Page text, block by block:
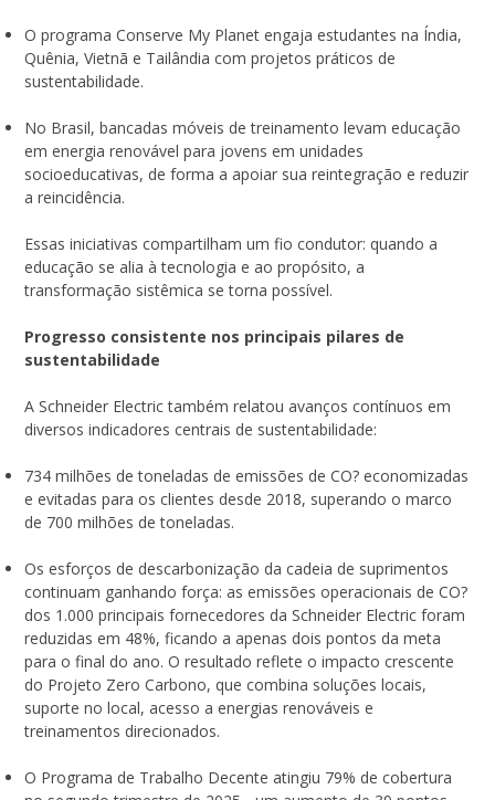
O programa Conserve My Planet engaja estudantes na Índia,
Quênia, Vietnã e Tailândia com projetos práticos de
sustentabilidade.
No Brasil, bancadas móveis de treinamento levam educação
em energia renovável para jovens em unidades
socioeducativas, de forma a apoiar sua reintegração e reduzir
a reincidência.
Essas iniciativas compartilham um fio condutor: quando a
educação se alia à tecnologia e ao propósito, a
transformação sistêmica se torna possível.
Progresso consistente nos principais pilares de
sustentabilidade
A Schneider Electric também relatou avanços contínuos em
diversos indicadores centrais de sustentabilidade:
734 milhões de toneladas de emissões de CO? economizadas
e evitadas para os clientes desde 2018, superando o marco
de 700 milhões de toneladas.
Os esforços de descarbonização da cadeia de suprimentos
continuam ganhando força: as emissões operacionais de CO?
dos 1.000 principais fornecedores da Schneider Electric foram
reduzidas em 48%, ficando a apenas dois pontos da meta
para o final do ano. O resultado reflete o impacto crescente
do Projeto Zero Carbono, que combina soluções locais,
suporte no local, acesso a energias renováveis e
treinamentos direcionados.
O Programa de Trabalho Decente atingiu 79% de cobertura